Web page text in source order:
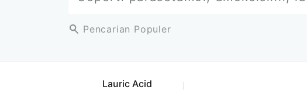
Pencarian Populer
Lauric Acid